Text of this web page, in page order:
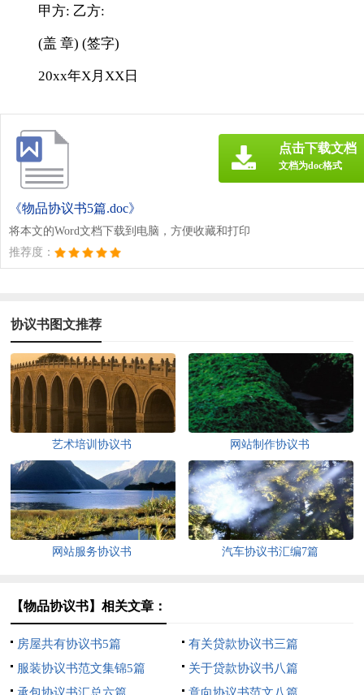
甲方: 乙方:
(盖 章) (签字)
20xx年X月XX日
《物品协议书5篇.doc》
将本文的Word文档下载到电脑，方便收藏和打印
推荐度：
点击下载文档
文档为doc格式
协议书图文推荐
艺术培训协议书 网站制作协议书
网站服务协议书 汽车协议书汇编7篇
【物品协议书】相关文章：
房屋共有协议书5篇
有关贷款协议书三篇
服装协议书范文集锦5篇
关于贷款协议书八篇
承包协议书汇总六篇
意向协议书范文八篇